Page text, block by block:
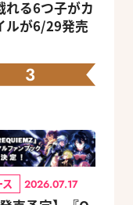
れる6つ子がカ
ルが6/29発売
3
2026.07.17